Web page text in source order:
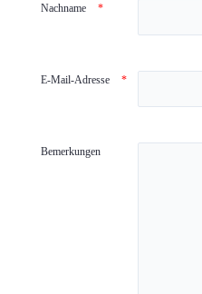
Nachname
E-Mail-Adresse
Bemerkungen
the
to